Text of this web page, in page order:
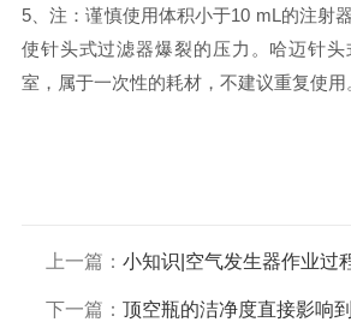
5、注：谨慎使用体积小于10 mL的注射
使针头式过滤器爆裂的压力。哈迈针
室，属于一次性的耗材，不建议重复使用
上一篇： 小知识|空气发生器作业过
下一篇： 顶空瓶的洁净度直接影响